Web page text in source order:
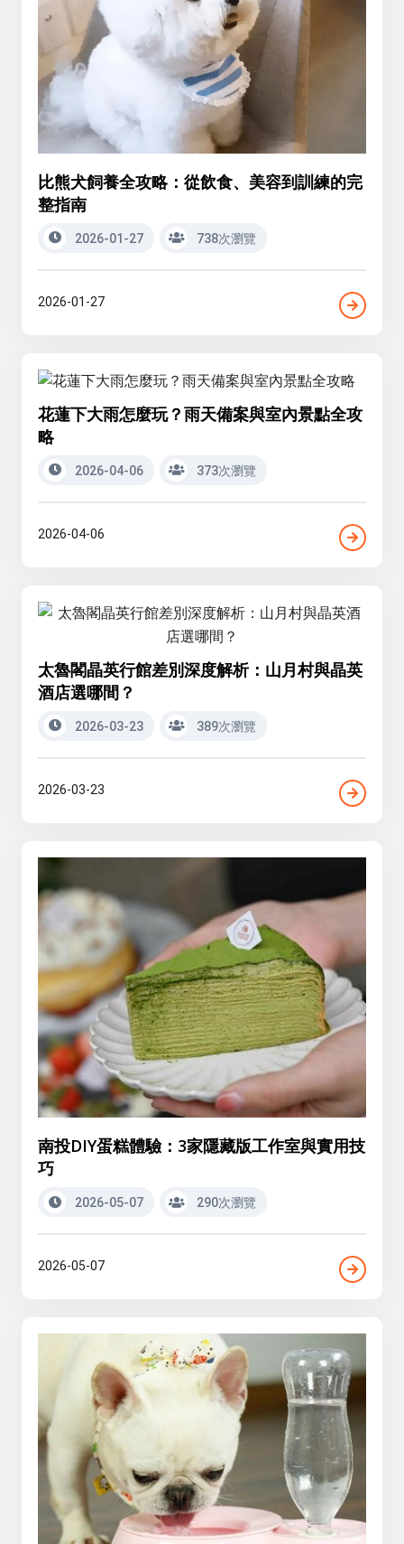
比熊犬飼養全攻略：從飲食、美容到訓練的完
整指南
2026-01-27 738次瀏覽
2026-01-27
花蓮下大雨怎麼玩？雨天備案與室內景點全攻
略
2026-04-06 373次瀏覽
2026-04-06
太魯閣晶英行館差別深度解析：山月村與晶英
酒店選哪間？
2026-03-23 389次瀏覽
2026-03-23
南投DIY蛋糕體驗：3家隱藏版工作室與實用技
巧
2026-05-07 290次瀏覽
2026-05-07